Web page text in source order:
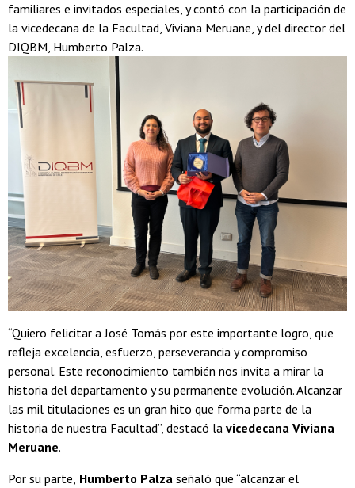
familiares e invitados especiales, y contó con la participación de
la vicedecana de la Facultad, Viviana Meruane, y del director del
DIQBM, Humberto Palza.
“Quiero felicitar a José Tomás por este importante logro, que
refleja excelencia, esfuerzo, perseverancia y compromiso
personal. Este reconocimiento también nos invita a mirar la
historia del departamento y su permanente evolución. Alcanzar
las mil titulaciones es un gran hito que forma parte de la
historia de nuestra Facultad”, destacó la vicedecana Viviana
Meruane.
Por su parte, Humberto Palza señaló que “alcanzar el